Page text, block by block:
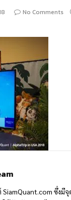
No Comments
SiamQuant.com ซึ่ง